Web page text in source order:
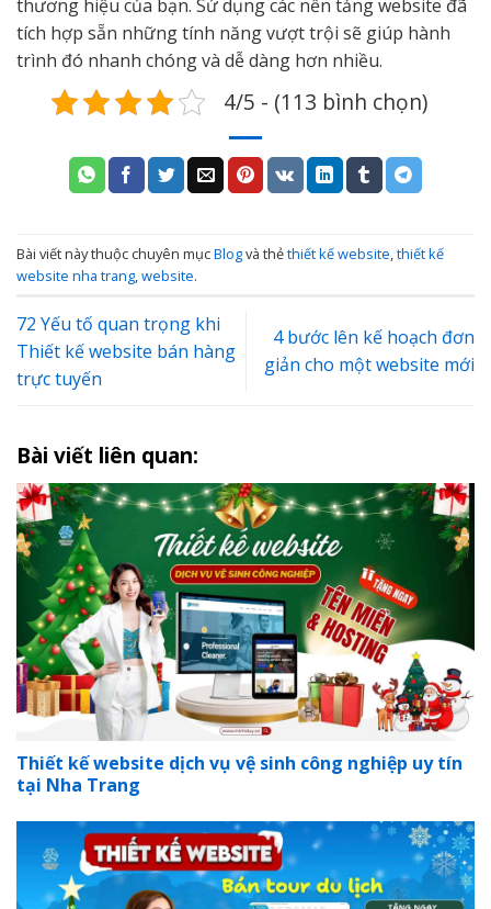
thương hiệu của bạn. Sử dụng các nền tảng website đã
tích hợp sẵn những tính năng vượt trội sẽ giúp hành
trình đó nhanh chóng và dễ dàng hơn nhiều.
4/5 - (113 bình chọn)
Bài viết này thuộc chuyên mụcBlogvà thẻthiết kế website,thiết kế
website nha trang,website.
72 Yếu tố quan trọng khi
Thiết kế website bán hàng
trực tuyến
4 bước lên kế hoạch đơn
giản cho một website mới
Bài viết liên quan:
Thiết kế website dịch vụ vệ sinh công nghiệp uy tín
tại Nha Trang